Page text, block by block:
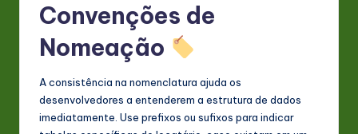
Convenções de
Nomeação
A consistência na nomenclatura ajuda os
desenvolvedores a entenderem a estrutura de dados
imediatamente. Use prefixos ou sufixos para indicar